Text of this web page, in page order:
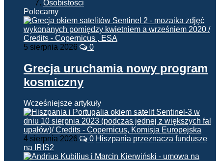
Osobistości
Polecamy
5 sierpnia 2026 0
Grecja uruchamia nowy program
kosmiczny
Wcześniejsze artykuły
4 sierpnia 2026 0 Hiszpania przeznacza fundusze
na IRIS2